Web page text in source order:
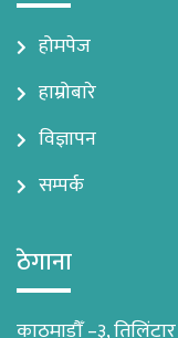
होमपेज
हाम्रोबारे
विज्ञापन
सम्पर्क
ठेगाना